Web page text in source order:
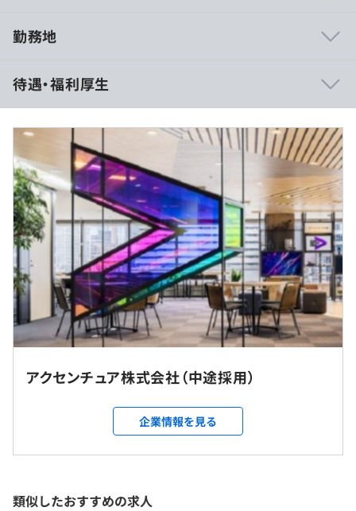
勤務地
就業場所の変更範囲
＜雇入時＞
＜変更範囲＞
待遇・福利厚生
※記載の給与Rangeは手当を含まない基本給の記載となり
ます。
♦支給例：基本給＋賞与（年1回）＋諸手当
♦諸手当：職位により支給対象が決定いたします。
給与改定年1回
（※ 想定年収は年収提示額を保証するものではありません）
フレックスタイム制度 （コアタイムなし）
1日の標準勤務時間 8時間00分
アクセンチュア株式会社（中途採用）
企業情報を見る
類似したおすすめの求人